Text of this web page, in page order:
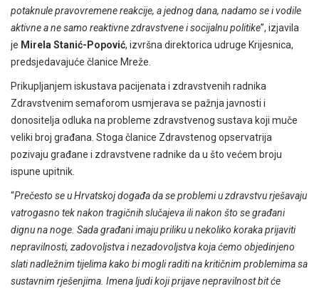
potaknule pravovremene reakcije, a jednog dana, nadamo se i vodile
aktivne a ne samo reaktivne zdravstvene i socijalnu politike”, izjavila
je Mirela Stanić-Popović, izvršna direktorica udruge Krijesnica,
predsjedavajuće članice Mreže.
Prikupljanjem iskustava pacijenata i zdravstvenih radnika
Zdravstvenim semaforom usmjerava se pažnja javnosti i
donositelja odluka na probleme zdravstvenog sustava koji muče
veliki broj građana. Stoga članice Zdravstenog opservatrija
pozivaju građane i zdravstvene radnike da u što većem broju
ispune upitnik.
“Prečesto se u Hrvatskoj događa da se problemi u zdravstvu rješavaju
vatrogasno tek nakon tragičnih slučajeva ili nakon što se građani
dignu na noge. Sada građani imaju priliku u nekoliko koraka prijaviti
nepravilnosti, zadovoljstva i nezadovoljstva koja ćemo objedinjeno
slati nadležnim tijelima kako bi mogli raditi na kritičnim problemima sa
sustavnim rješenjima. Imena ljudi koji prijave nepravilnost bit će